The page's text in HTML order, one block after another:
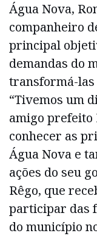
Água Nova,
companheiro
principal
demandas do
transformá-
“Tivemos um
amigo prefeito
conhecer as
Água Nova e
ações do seu
Rêgo, que
participar das
do município